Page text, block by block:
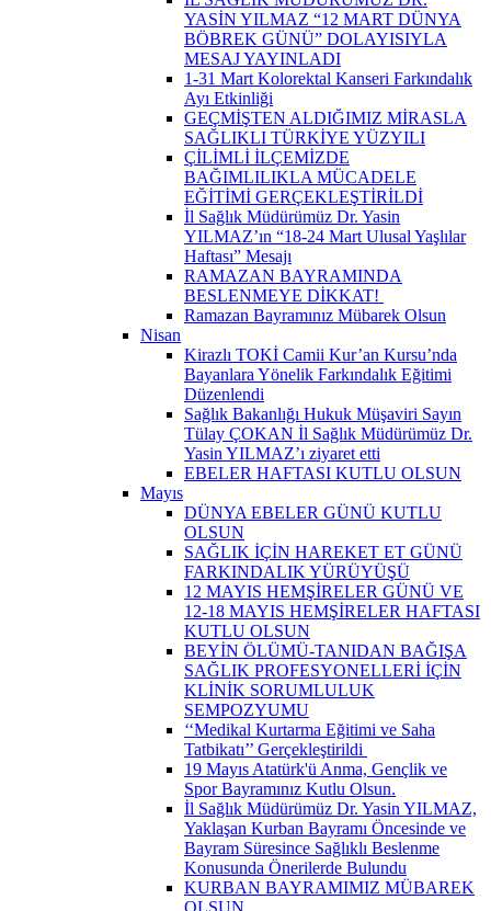
YASİN YILMAZ “12 MART DÜNYA
BÖBREK GÜNÜ” DOLAYISIYLA
MESAJ YAYINLADI
1-31 Mart Kolorektal Kanseri Farkındalık
Ayı Etkinliği
GEÇMİŞTEN ALDIĞIMIZ MİRASLA
SAĞLIKLI TÜRKİYE YÜZYILI
ÇİLİMLİ İLÇEMİZDE
BAĞIMLILIKLA MÜCADELE
EĞİTİMİ GERÇEKLEŞTİRİLDİ
İl Sağlık Müdürümüz Dr. Yasin
YILMAZ’ın “18-24 Mart Ulusal Yaşlılar
Haftası” Mesajı
RAMAZAN BAYRAMINDA
BESLENMEYE DİKKAT! ​
Ramazan Bayramınız Mübarek Olsun
Nisan
Kirazlı TOKİ Camii Kur’an Kursu’nda
Bayanlara Yönelik Farkındalık Eğitimi
Düzenlendi
Sağlık Bakanlığı Hukuk Müşaviri Sayın
Tülay ÇOKAN İl Sağlık Müdürümüz Dr.
Yasin YILMAZ’ı ziyaret etti
EBELER HAFTASI KUTLU OLSUN
Mayıs
DÜNYA EBELER GÜNÜ KUTLU
OLSUN
SAĞLIK İÇİN HAREKET ET GÜNÜ
FARKINDALIK YÜRÜYÜŞÜ
12 MAYIS HEMŞİRELER GÜNÜ VE
12-18 MAYIS HEMŞİRELER HAFTASI
KUTLU OLSUN
BEYİN ÖLÜMÜ-TANIDAN BAĞIŞA
SAĞLIK PROFESYONELLERİ İÇİN
KLİNİK SORUMLULUK
SEMPOZYUMU
‘‘Medikal Kurtarma Eğitimi ve Saha
Tatbikatı’’ Gerçekleştirildi ​
19 Mayıs Atatürk'ü Anma, Gençlik ve
Spor Bayramınız Kutlu Olsun.
İl Sağlık Müdürümüz Dr. Yasin YILMAZ,
Yaklaşan Kurban Bayramı Öncesinde ve
Bayram Süresince Sağlıklı Beslenme
Konusunda Önerilerde Bulundu
KURBAN BAYRAMIMIZ MÜBAREK
OLSUN